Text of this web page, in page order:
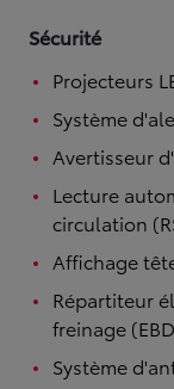
Sécurité
Projecteurs
Système
Avertisseur
Lecture
circulation
Affichage
Répartiteur
freinage
Système